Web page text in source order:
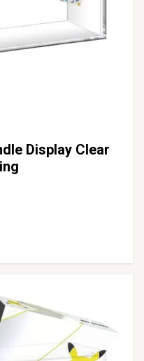
Display Clear